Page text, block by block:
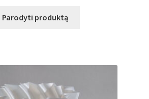
Parodyti produktą